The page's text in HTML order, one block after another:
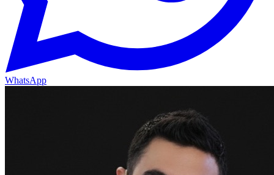
WhatsApp